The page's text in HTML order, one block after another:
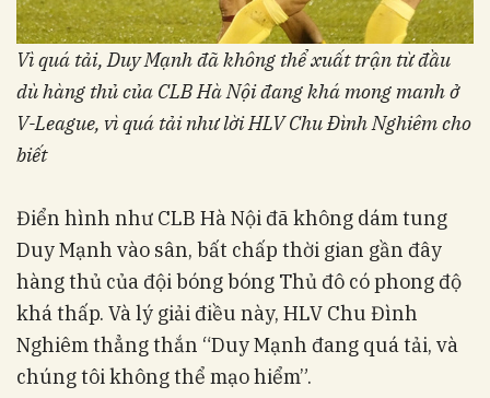
Vì quá tải, Duy Mạnh đã không thể xuất trận từ đầu
dù hàng thủ của CLB Hà Nội đang khá mong manh ở
V-League, vì quá tải như lời HLV Chu Đình Nghiêm cho
biết
Điển hình như CLB Hà Nội đã không dám tung
Duy Mạnh vào sân, bất chấp thời gian gần đây
hàng thủ của đội bóng bóng Thủ đô có phong độ
khá thấp. Và lý giải điều này, HLV Chu Đình
Nghiêm thẳng thắn “Duy Mạnh đang quá tải, và
chúng tôi không thể mạo hiểm”.